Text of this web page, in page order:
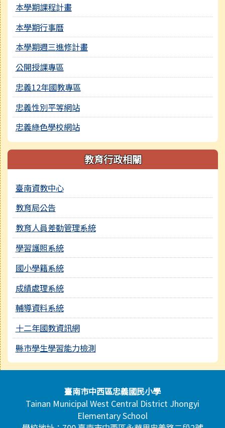
本學期課程計畫
本學期行事曆
本學期週三進修計畫
公開授課專區
忠義12年國教專區
忠義性別平等網站
忠義綠色學校網站
教育行政相關
臺南資教中心
教育局公告
教育人員差勤管理系統
學習護照系統
國小學籍系統
成績處理系統
輔導資料系統
十二年國教資訊網
縣市學生學習能力檢測
頁尾區域內容臺南市中西區忠義國民小學
Tainan Municipal West Central District Jhongyi
Elementary School